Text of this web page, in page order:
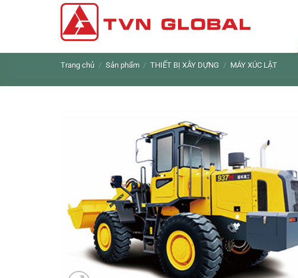
Trang chủ / Sản phẩm / THIẾT BỊ XÂY DỰNG / MÁY XÚC LẬT